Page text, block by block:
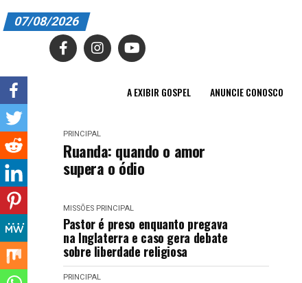
A EXIBIR GOSPEL
EDITORIAL
EXPEDIENTE
FINALIZAR COMPRA
07/08/2026
A EXIBIR GOSPEL ANUNCIE CONOSCO
PRINCIPAL
Ruanda: quando o amor
supera o ódio
MISSÕES PRINCIPAL
Pastor é preso enquanto pregava
na Inglaterra e caso gera debate
sobre liberdade religiosa
PRINCIPAL